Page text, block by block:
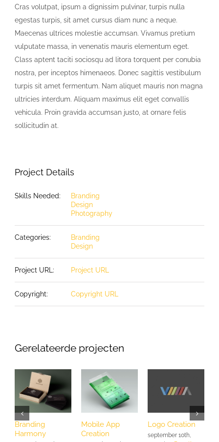
Cras volutpat, ipsum a dignissim pulvinar, turpis nulla
egestas turpis, sit amet cursus diam nunc a neque.
Maecenas ultrices molestie accumsan. Vivamus pretium
vulputate massa, in venenatis mauris elementum eget.
Class aptent taciti sociosqu ad litora torquent per conubia
nostra, per inceptos himenaeos. Donec sagittis vestibulum
turpis sit amet fermentum. Nam aliquet mauris non magna
ultricies interdum. Aliquam maximus elit eget convallis
vehicula. Proin gravida accumsan justo, at ornare felis
sollicitudin at.
Project Details
Skills Needed:
Branding
Design
Photography
Categories:
Branding
Design
Project URL: Project URL
Copyright: Copyright URL
Gerelateerde projecten
Branding
Harmony
Mobile App
Creation
Logo Creation
september 10th,